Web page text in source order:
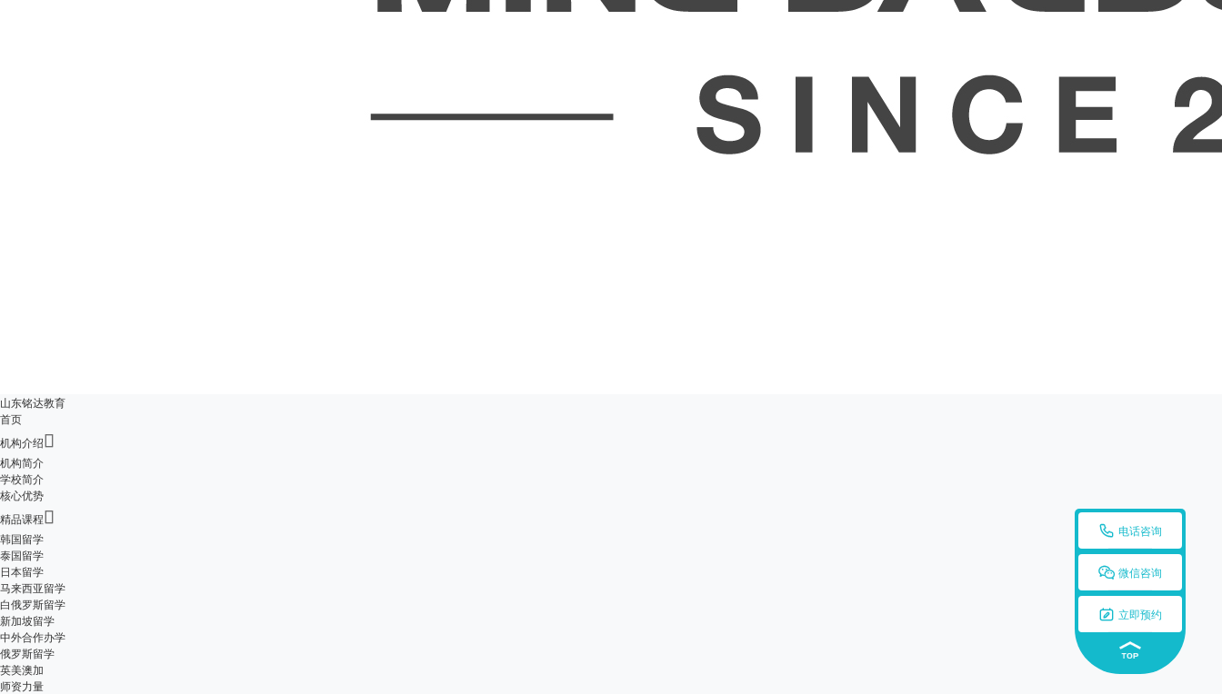
山东铭达教育
首页
机构介绍
机构简介
学校简介
核心优势
精品课程
韩国留学
泰国留学
日本留学
马来西亚留学
白俄罗斯留学
新加坡留学
中外合作办学
俄罗斯留学
英美澳加
师资力量
 电话咨询
 微信咨询
 立即预约